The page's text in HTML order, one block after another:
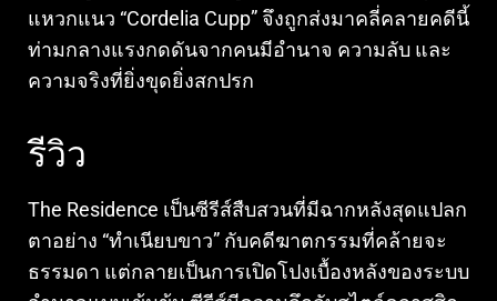
แหวกแนว “Cordelia Cupp” จึงถูกส่งมาคลี่คลายคดีนี้
ท่ามกลางแรงกดดันจากคนมีอำนาจ ความลับ และ
ความจริงที่ยิ่งขุดยิ่งสกปรก
รีวิว
The Residence เป็นซีรีส์สืบสวนที่มีฉากหลังสุดแปลก
ตาอย่าง “ทำเนียบขาว” กับคดีฆาตกรรมที่คล้ายจะ
ธรรมดา แต่กลายเป็นการเปิดโปงเบื้องหลังของระบบ